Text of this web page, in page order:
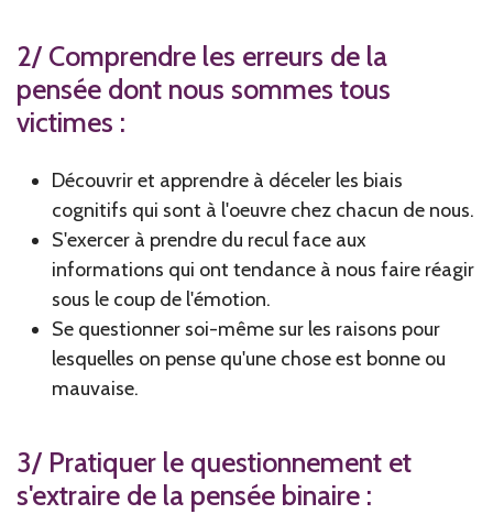
2/ Comprendre les erreurs de la
pensée dont nous sommes tous
victimes :
Découvrir et apprendre à déceler les biais
cognitifs qui sont à l'oeuvre chez chacun de nous.
S'exercer à prendre du recul face aux
informations qui ont tendance à nous faire réagir
sous le coup de l'émotion.
Se questionner soi-même sur les raisons pour
lesquelles on pense qu'une chose est bonne ou
mauvaise.
3/ Pratiquer le questionnement et
s'extraire de la pensée binaire :